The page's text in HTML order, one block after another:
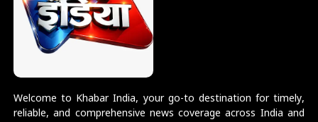
Welcome to Khabar India, your go-to destination for timely,
reliable, and comprehensive news coverage across India and